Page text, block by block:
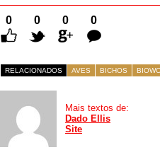
0 0 0
0
Comentários
RELACIONADOS AVES BICHOS
Mais textos de:
Dado Ellis
Site